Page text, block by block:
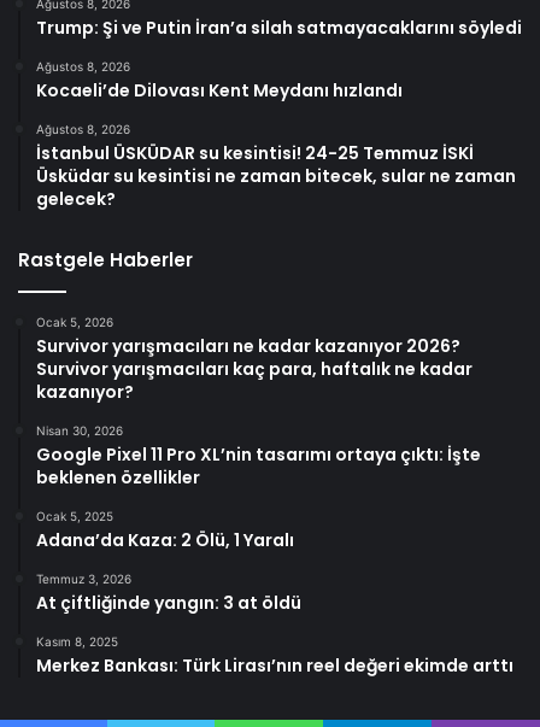
Ağustos 8, 2026
Trump: Şi ve Putin İran’a silah satmayacaklarını söyledi
Ağustos 8, 2026
Kocaeli’de Dilovası Kent Meydanı hızlandı
Ağustos 8, 2026
İstanbul ÜSKÜDAR su kesintisi! 24-25 Temmuz İSKİ
Üsküdar su kesintisi ne zaman bitecek, sular ne zaman
gelecek?
Rastgele Haberler
Ocak 5, 2026
Survivor yarışmacıları ne kadar kazanıyor 2026?
Survivor yarışmacıları kaç para, haftalık ne kadar
kazanıyor?
Nisan 30, 2026
Google Pixel 11 Pro XL’nin tasarımı ortaya çıktı: İşte
beklenen özellikler
Ocak 5, 2025
Adana’da Kaza: 2 Ölü, 1 Yaralı
Temmuz 3, 2026
At çiftliğinde yangın: 3 at öldü
Kasım 8, 2025
Merkez Bankası: Türk Lirası’nın reel değeri ekimde arttı